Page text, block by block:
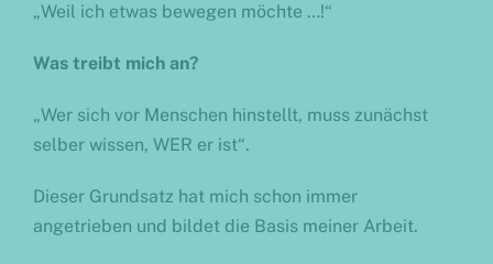
„Weil ich etwas bewegen möchte …!“
Was treibt mich an?
„Wer sich vor Menschen hinstellt, muss zunächst
selber wissen, WER er ist“.
Dieser Grundsatz hat mich schon immer
angetrieben und bildet die Basis meiner Arbeit.